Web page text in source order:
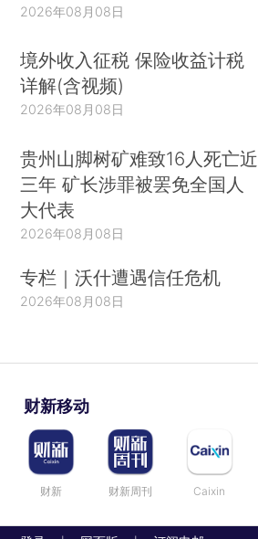
2026年08月08日
境外收入征税 保险收益计税
详解(含视频)
2026年08月08日
贵州山脚树矿难致16人死亡近
三年 矿长涉罪被罢免全国人
大代表
2026年08月08日
专栏｜沃什遭遇信任危机
2026年08月08日
财新移动
财新 财新周刊 Caixin